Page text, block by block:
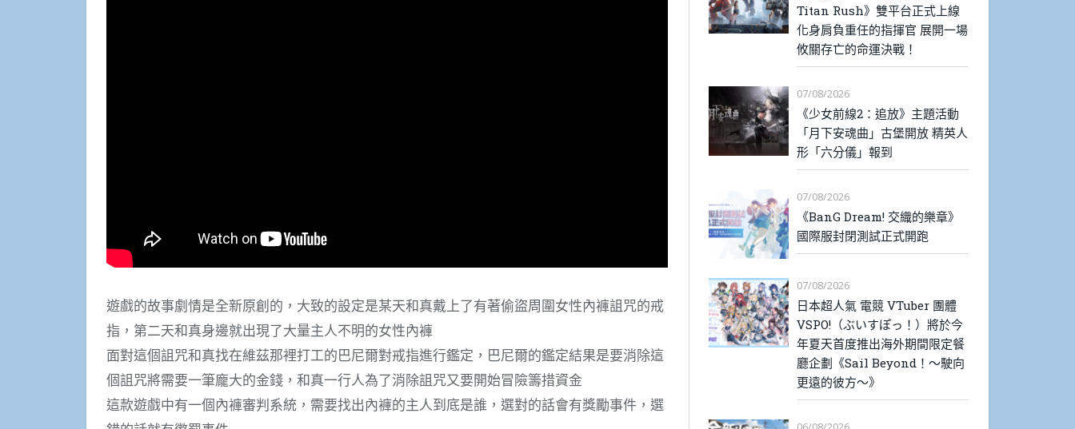
遊戲的故事劇情是全新原創的，大致的設定是某天和真戴上了有著偷盜周圍女性內褲詛咒的戒
指，第二天和真身邊就出現了大量主人不明的女性內褲
面對這個詛咒和真找在維茲那裡打工的巴尼爾對戒指進行鑑定，巴尼爾的鑑定結果是要消除這
個詛咒將需要一筆龐大的金錢，和真一行人為了消除詛咒又要開始冒險籌措資金
這款遊戲中有一個內褲審判系統，需要找出內褲的主人到底是誰，選對的話會有獎勵事件，選
Titan Rush》雙平台正式上線
化身肩負重任的指揮官 展開一場
攸關存亡的命運決戰！
07/08/2026
《少女前線2：追放》主題活動
「月下安魂曲」古堡開放 精英人
形「六分儀」報到
07/08/2026
《BanG Dream! 交織的樂章》
國際服封閉測試正式開跑
07/08/2026
日本超人氣 電競 VTuber 團體
VSPO!（ぶいすぽっ！）將於今
年夏天首度推出海外期間限定餐
廳企劃《Sail Beyond！～駛向
更遠的彼方～》